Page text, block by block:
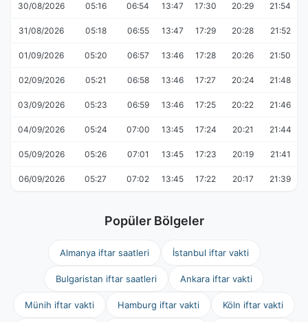
30/08/2026 05:16 06:54 13:47 17:30 20:29 21:54
31/08/2026 05:18 06:55 13:47 17:29 20:28 21:52
01/09/2026 05:20 06:57 13:46 17:28 20:26 21:50
02/09/2026 05:21 06:58 13:46 17:27 20:24 21:48
03/09/2026 05:23 06:59 13:46 17:25 20:22 21:46
04/09/2026 05:24 07:00 13:45 17:24 20:21 21:44
05/09/2026 05:26 07:01 13:45 17:23 20:19 21:41
06/09/2026 05:27 07:02 13:45 17:22 20:17 21:39
Popüler Bölgeler
Almanya iftar saatleri İstanbul iftar vakti
Bulgaristan iftar saatleri Ankara iftar vakti
Münih iftar vakti Hamburg iftar vakti Köln iftar vakti